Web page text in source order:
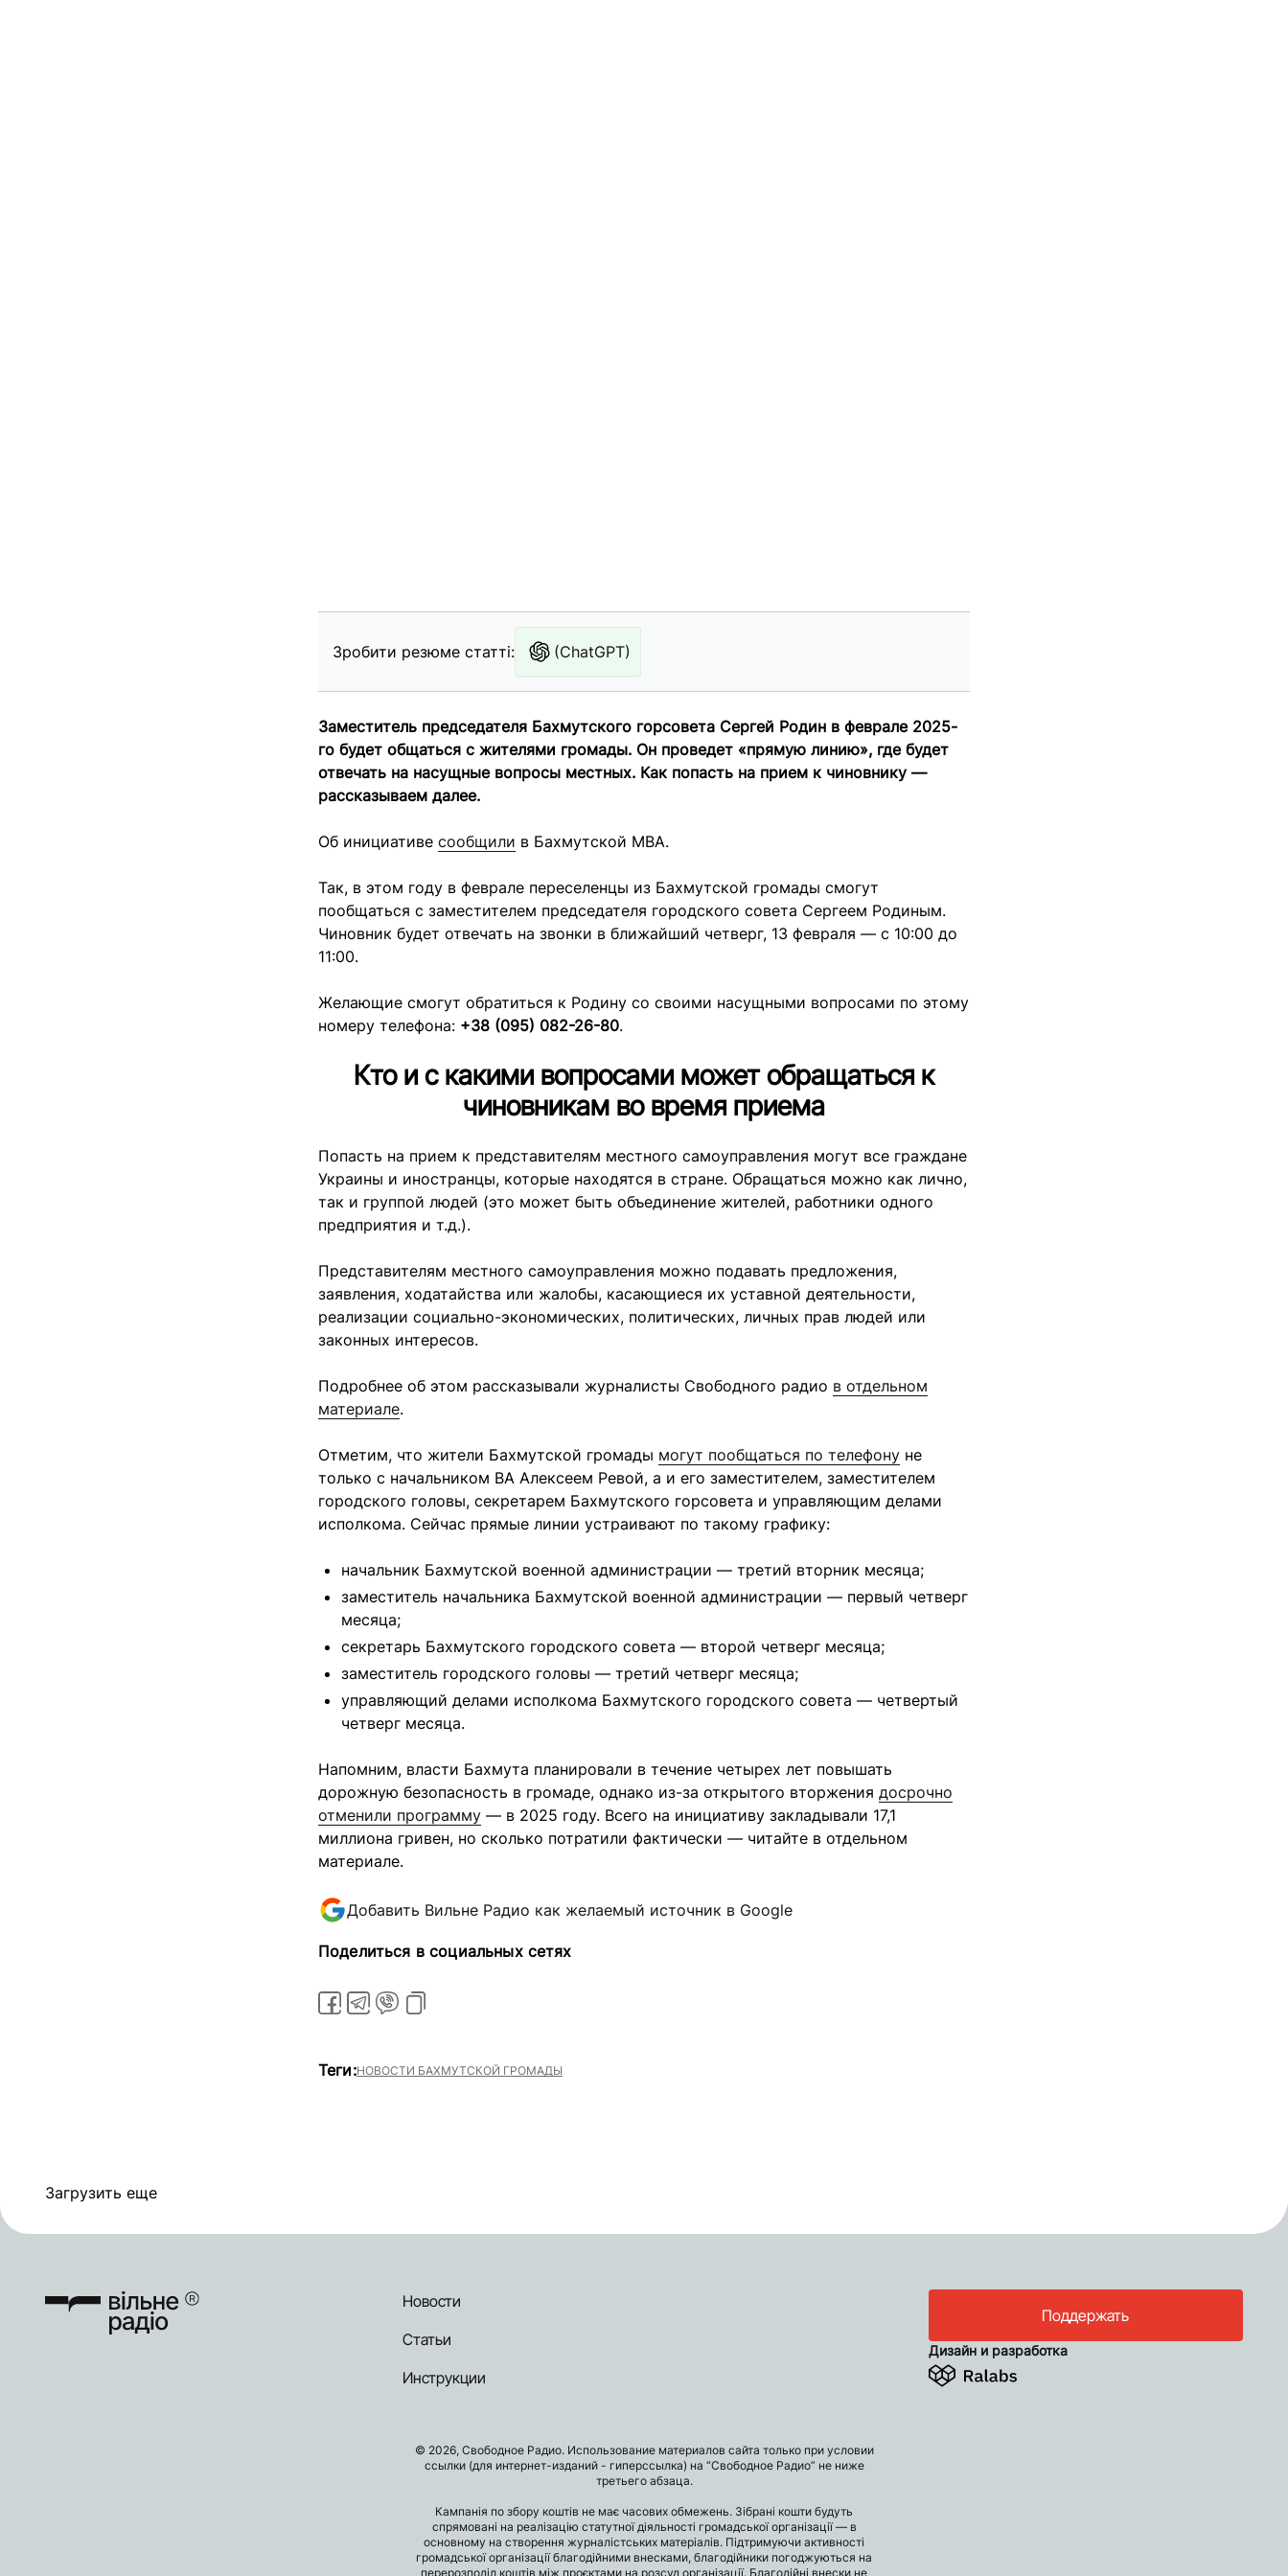
Зробити резюме статті: (ChatGPT)
Заместитель председателя Бахмутского горсовета Сергей Родин в феврале 2025-
го будет общаться с жителями громады. Он проведет «прямую линию», где будет
отвечать на насущные вопросы местных. Как попасть на прием к чиновнику —
рассказываем далее.
Об инициативе сообщили в Бахмутской МВА.
Так, в этом году в феврале переселенцы из Бахмутской громады смогут
пообщаться с заместителем председателя городского совета Сергеем Родиным.
Чиновник будет отвечать на звонки в ближайший четверг, 13 февраля — с 10:00 до
11:00.
Желающие смогут обратиться к Родину со своими насущными вопросами по этому
номеру телефона: +38 (095) 082-26-80.
Кто и с какими вопросами может обращаться к
чиновникам во время приема
Попасть на прием к представителям местного самоуправления могут все граждане
Украины и иностранцы, которые находятся в стране. Обращаться можно как лично,
так и группой людей (это может быть объединение жителей, работники одного
предприятия и т.д.).
Представителям местного самоуправления можно подавать предложения,
заявления, ходатайства или жалобы, касающиеся их уставной деятельности,
реализации социально-экономических, политических, личных прав людей или
законных интересов.
Подробнее об этом рассказывали журналисты Свободного радио в отдельном
материале.
Отметим, что жители Бахмутской громады могут пообщаться по телефону не
только с начальником ВА Алексеем Ревой, а и его заместителем, заместителем
городского головы, секретарем Бахмутского горсовета и управляющим делами
исполкома. Сейчас прямые линии устраивают по такому графику:
начальник Бахмутской военной администрации — третий вторник месяца;
заместитель начальника Бахмутской военной администрации — первый четверг
месяца;
секретарь Бахмутского городского совета — второй четверг месяца;
заместитель городского головы — третий четверг месяца;
управляющий делами исполкома Бахмутского городского совета — четвертый
четверг месяца.
Напомним, власти Бахмута планировали в течение четырех лет повышать
дорожную безопасность в громаде, однако из-за открытого вторжения досрочно
отменили программу — в 2025 году. Всего на инициативу закладывали 17,1
миллиона гривен, но сколько потратили фактически — читайте в отдельном
материале.
Добавить Вильне Радио как желаемый источник в Google
Поделиться в социальных сетях
Теги:НОВОСТИ БАХМУТСКОЙ ГРОМАДЫ
Загрузить еще
Новости
Статьи
Инструкции
Поддержать
Дизайн и разработка
© 2026, Свободное Радио. Использование материалов сайта только при условии
ссылки (для интернет-изданий - гиперссылка) на “Свободное Радио” не ниже
третьего абзаца.
Кампанія по збору коштів не має часових обмежень. Зібрані кошти будуть
спрямовані на реалізацію статутної діяльності громадської організації — в
основному на створення журналістських матеріалів. Підтримуючи активності
громадської організації благодійними внесками, благодійники погоджуються на
перерозподіл коштів між проєктами на розсуд організації. Благодійні внески не